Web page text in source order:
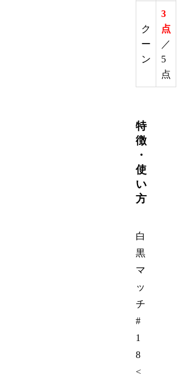
ク
ー
ン
3
点
／
5
点
特
徴
・
使
い
方
白
黒
マ
ッ
チ
#
1
8
<